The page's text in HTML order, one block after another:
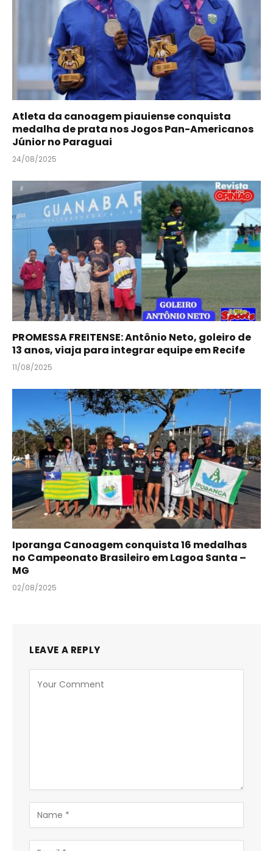
Atleta da canoagem piauiense conquista
medalha de prata nos Jogos Pan-Americanos
Júnior no Paraguai
24/08/2025
PROMESSA FREITENSE: Antônio Neto, goleiro de
13 anos, viaja para integrar equipe em Recife
11/08/2025
Iporanga Canoagem conquista 16 medalhas
no Campeonato Brasileiro em Lagoa Santa –
MG
02/08/2025
LEAVE A REPLY